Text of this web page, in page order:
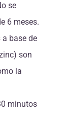
se
6 meses.
base de
son
la
minutos